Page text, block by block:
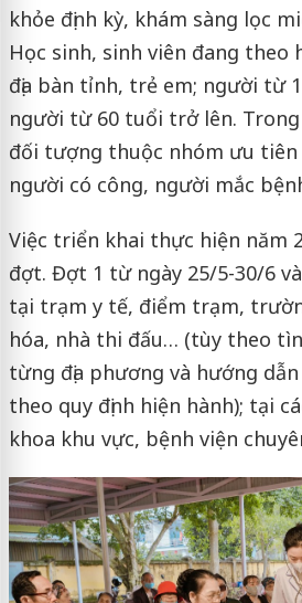
khỏe định kỳ, khám sàng lọc
Học sinh, sinh viên đang theo
địa bàn tỉnh, trẻ em; người từ
người từ 60 tuổi trở lên. Trong
đối tượng thuộc nhóm ưu
người có công, người mắc
Việc triển khai thực hiện năm
đợt. Đợt 1 từ ngày 25/5-30/6
tại trạm y tế, điểm trạm,
hóa, nhà thi đấu… (tùy theo
từng địa phương và hướng
theo quy định hiện hành); tại
khoa khu vực, bệnh viện